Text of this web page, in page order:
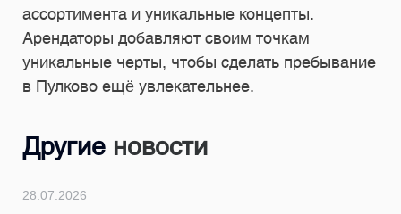
ассортимента и уникальные концепты.
Арендаторы добавляют своим точкам
уникальные черты, чтобы сделать пребывание
в Пулково ещё увлекательнее.
Другие новости